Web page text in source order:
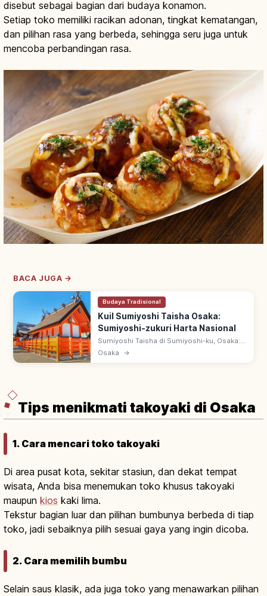
disebut sebagai bagian dari budaya konamon.
Setiap toko memiliki racikan adonan, tingkat kematangan,
dan pilihan rasa yang berbeda, sehingga seru juga untuk
mencoba perbandingan rasa.
BACA JUGA →
Budaya Tradisional
Kuil Sumiyoshi Taisha Osaka:
Sumiyoshi-zukuri Harta Nasional
Sumiyoshi Taisha di Sumiyoshi-ku, Osaka:
kuil utama ~2.300 kuil Sumiyoshi.
Osaka →
Tips menikmati takoyaki di Osaka
1. Cara mencari toko takoyaki
Di area pusat kota, sekitar stasiun, dan dekat tempat
wisata, Anda bisa menemukan toko khusus takoyaki
maupun kios kaki lima.
Tekstur bagian luar dan pilihan bumbunya berbeda di tiap
toko, jadi sebaiknya pilih sesuai gaya yang ingin dicoba.
2. Cara memilih bumbu
Selain saus klasik, ada juga toko yang menawarkan pilihan